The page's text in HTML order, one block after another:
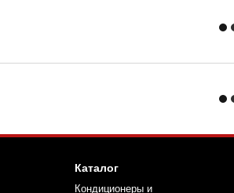
Каталог
Кондиционеры и